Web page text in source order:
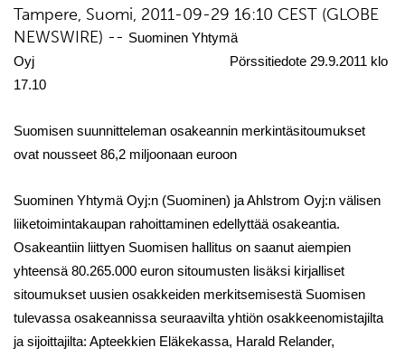
Tampere, Suomi, 2011-09-29 16:10 CEST (GLOBE
NEWSWIRE) -- Suominen Yhtymä
Oyj Pörssitiedote 29.9.2011 klo
17.10
Suomisen suunnitteleman osakeannin merkintäsitoumukset
ovat nousseet 86,2 miljoonaan euroon
Suominen Yhtymä Oyj:n (Suominen) ja Ahlstrom Oyj:n välisen
liiketoimintakaupan rahoittaminen edellyttää osakeantia.
Osakeantiin liittyen Suomisen hallitus on saanut aiempien
yhteensä 80.265.000 euron sitoumusten lisäksi kirjalliset
sitoumukset uusien osakkeiden merkitsemisestä Suomisen
tulevassa osakeannissa seuraavilta yhtiön osakkeenomistajilta
ja sijoittajilta: Apteekkien Eläkekassa, Harald Relander,